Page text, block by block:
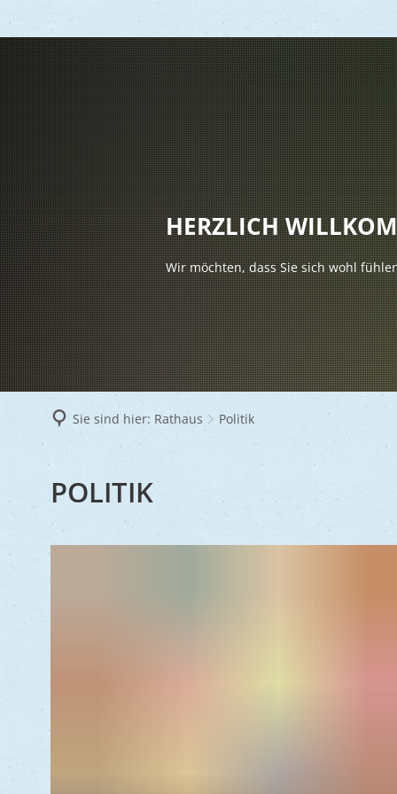
HERZLICH
Wir möchten, dass Sie sich wohl
Sie sind hier: Rathaus Politik
POLITIKPOLITIK